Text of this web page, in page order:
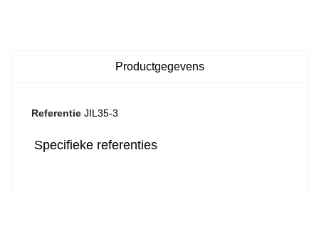
Productgegevens
Referentie JIL35-3
Specifieke referenties